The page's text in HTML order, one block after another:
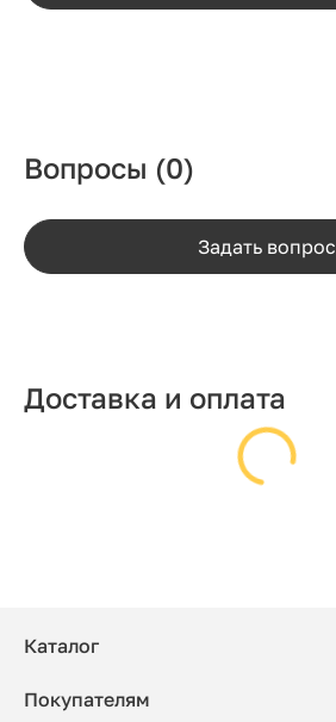
Вопросы (0)
Задать вопрос
Доставка и оплата
Каталог
Покупателям